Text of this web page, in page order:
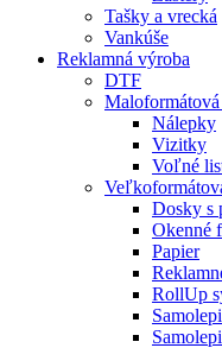
Tašky a vrecká
Vankúše
Reklamná výroba
DTF
Nálepky
Vizitky
Voľné
Dosky s
Okenné
Papier
RollUp